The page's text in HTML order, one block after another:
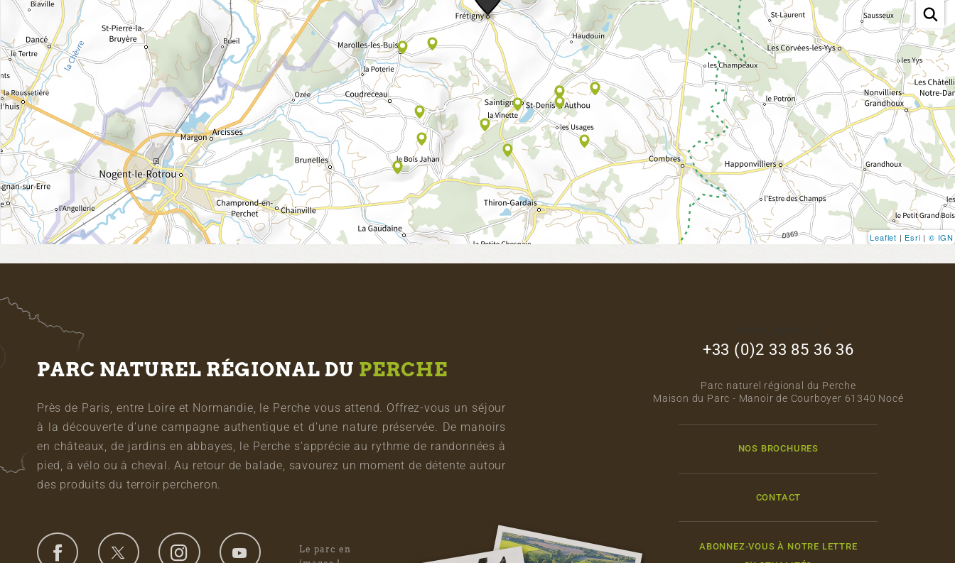
Leaflet | Esri | © IGN
PARC NATUREL RÉGIONAL DU PERCHE
Près de Paris, entre Loire et Normandie, le Perche vous attend. Offrez-vous un séjour
à la découverte d’une campagne authentique et d’une nature préservée. De manoirs
en châteaux, de jardins en abbayes, le Perche s’apprécie au rythme de randonnées à
pied, à vélo ou à cheval. Au retour de balade, savourez un moment de détente autour
des produits du terroir percheron.
Le parc en
+33 (0)2 33 85 36 36
Parc naturel régional du Perche
Maison du Parc - Manoir de Courboyer 61340 Nocé
NOS BROCHURES
CONTACT
ABONNEZ-VOUS À NOTRE LETTRE